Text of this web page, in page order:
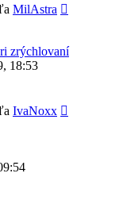
MilAstra
zrýchlovaní
18:53
IvaNoxx